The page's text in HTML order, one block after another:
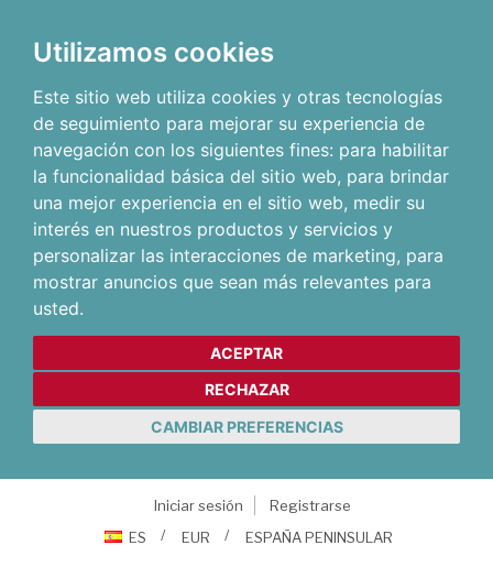
Utilizamos cookies
Este sitio web utiliza cookies y otras tecnologías
de seguimiento para mejorar su experiencia de
navegación con los siguientes fines: para habilitar
la funcionalidad básica del sitio web, para brindar
una mejor experiencia en el sitio web, medir su
interés en nuestros productos y servicios y
personalizar las interacciones de marketing, para
mostrar anuncios que sean más relevantes para
usted.
ACEPTAR
RECHAZAR
CAMBIAR PREFERENCIAS
Iniciar sesión
Registrarse
ES
EUR ESPAÑA PENINSULAR